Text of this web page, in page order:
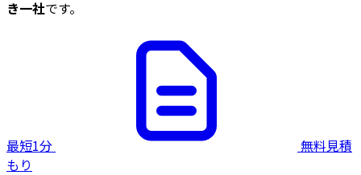
き一社です。
最短1分
無料見積
もり